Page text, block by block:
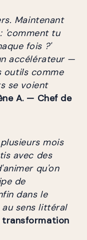
Maintenant
'comment tu
fois ?'
accélérateur —
outils comme
se voient
A. — Chef de
mois
avec des
qu'on
de
dans le
au sens littéral
transformation